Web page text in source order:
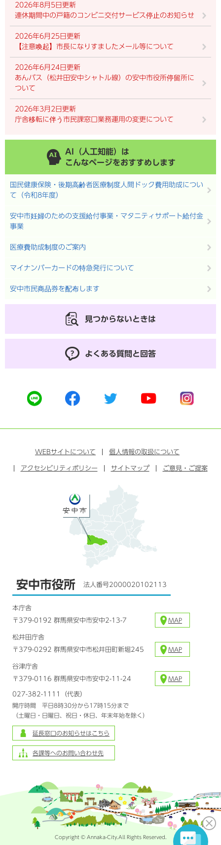
2026年8月5日更新
連休期間中の戸籍のコンビニ交付サービス停止のお知らせ
2026年6月25日更新
【注意喚起】市長になりすましたメール等について
2026年6月24日更新
あんバス（松井田安中シャトル線）の安中市役所停留所に
ついて
2026年3月2日更新
庁舎移転に伴う市民課窓口業務運用の変更について
AI（人工知能）は
こんなページをおすすめします
国民健康保険・後期高齢者医療制度人間ドック費用助成につい
て（令和8年度）
安中市妊婦のための支援給付事業・マタニティサポート給付金
事業
医療費助成制度のご案内
マイナンバーカードの特急発行について
安中市民商品券を配布します
見つからないときは
よくある質問と回答
公
式
イ
公
式
ェ
ス
ッ
公
式
イ
公
ー
ュ
ブ
公
式
ン
タ
ラ
WEBサイトについて 個人情報の取扱について
アクセシビリティポリシー サイトマップ ご意見・ご提案
安中市役所 法人番号2000020102113
本庁舎
〒379-0192 群馬県安中市安中2-13-7
MAP
松井田庁舎
〒379-0292 群馬県安中市松井田町新堀245
MAP
谷津庁舎
〒379-0116 群馬県安中市安中2-11-24
MAP
027-382-1111（代表）
開庁時間 平日8時30分から17時15分まで
（土曜日・日曜日、祝日・休日、年末年始を除く）
延長窓口のお知らせはこちら
各課等へのお問い合わせ先
Copyright © Annaka-City.All Rights Reserved.